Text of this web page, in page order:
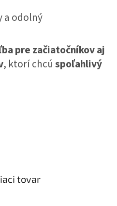
a odolný
pre začiatočníkov aj
, ktorí chcúspoľahlivý
tovar